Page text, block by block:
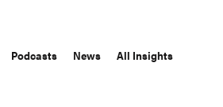
Podcasts News All Insights